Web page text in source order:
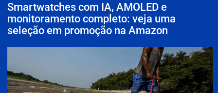
Smartwatches com IA, AMOLED e
monitoramento completo: veja uma
seleção em promoção na Amazon